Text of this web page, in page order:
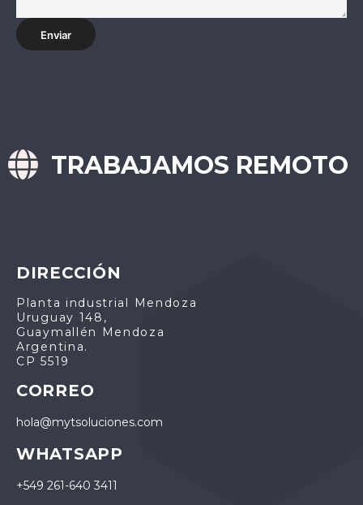
TRABAJAMOS REMOTO
DIRECCIÓN
Planta industrial Mendoza
Uruguay 148,
Guaymallén Mendoza
Argentina.
CP 5519
CORREO
hola@mytsoluciones.com
WHATSAPP
+549 261-640 3411